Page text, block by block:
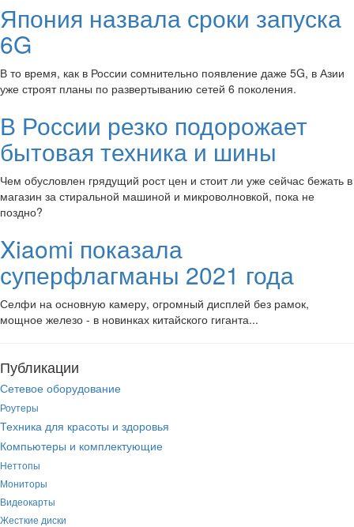
Япония назвала сроки запуска
6G
В то время, как в России сомнительно появление даже 5G, в Азии
уже строят планы по развертыванию сетей 6 поколения.
В России резко подорожает
бытовая техника и шины
Чем обусловлен грядущий рост цен и стоит ли уже сейчас бежать в
магазин за стиральной машиной и микроволновкой, пока не
поздно?
Xiaomi показала
суперфлагманы 2021 года
Селфи на основную камеру, огромный дисплей без рамок,
мощное железо - в новинках китайского гиганта...
Публикации
Сетевое оборудование
Роутеры
Техника для красоты и здоровья
Компьютеры и комплектующие
Неттопы
Мониторы
Видеокарты
Жесткие диски